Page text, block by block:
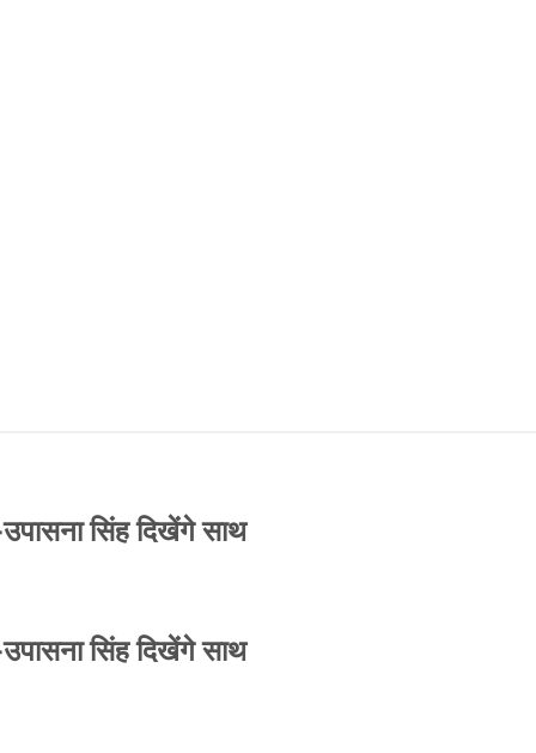
उपासना सिंह दिखेंगे साथ
उपासना सिंह दिखेंगे साथ